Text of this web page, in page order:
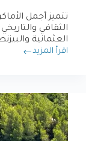
تتميز أجمل
الثقافي
العثمانية
اقرأ المزيد